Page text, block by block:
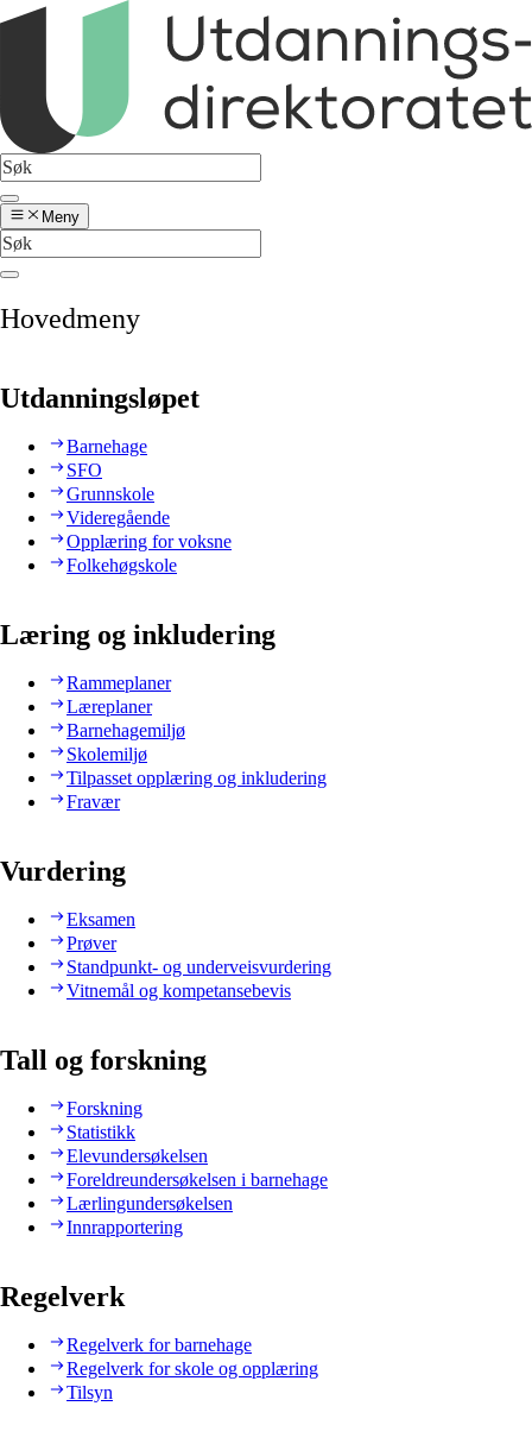
Meny
Hovedmeny
Utdanningsløpet
Barnehage
SFO
Grunnskole
Videregående
Opplæring for voksne
Folkehøgskole
Læring og inkludering
Rammeplaner
Læreplaner
Barnehagemiljø
Skolemiljø
Tilpasset opplæring og inkludering
Fravær
Vurdering
Eksamen
Prøver
Standpunkt- og underveisvurdering
Vitnemål og kompetansebevis
Tall og forskning
Forskning
Statistikk
Elevundersøkelsen
Foreldreundersøkelsen i barnehage
Lærlingundersøkelsen
Innrapportering
Regelverk
Regelverk for barnehage
Regelverk for skole og opplæring
Tilsyn